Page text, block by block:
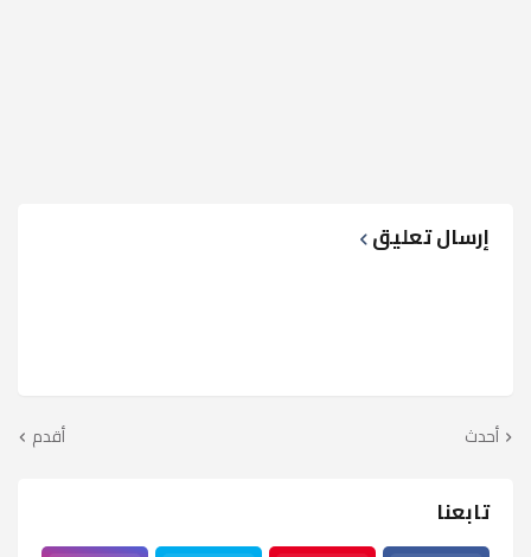
إرسال تعليق
أحدث أقدم
تابعنا